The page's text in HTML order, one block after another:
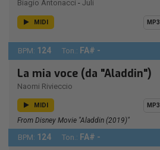
Biagio Antonacci - Juli
MIDI MP3
BPM: 124 Ton.: FA# -
La mia voce (da "Aladdin")
Naomi Rivieccio
MIDI MP3
From Disney Movie "Aladdin (2019)"
BPM: 124 Ton.: FA# -